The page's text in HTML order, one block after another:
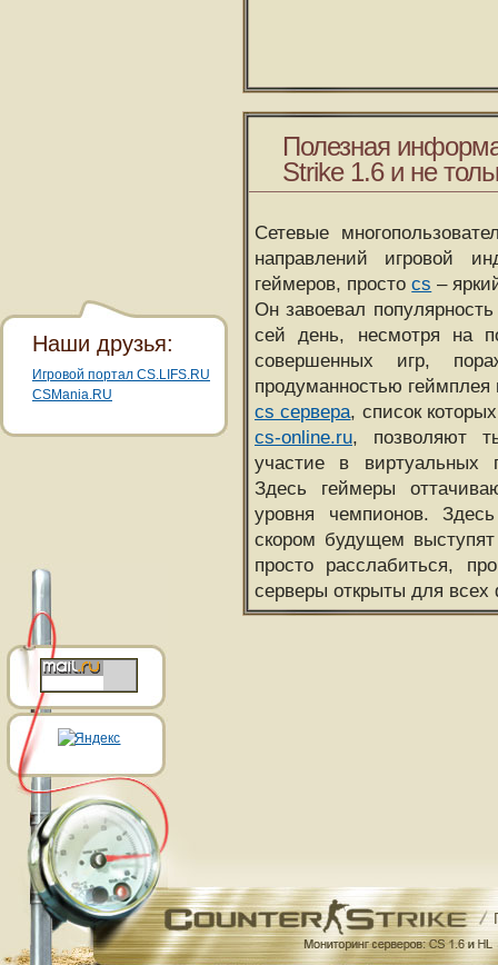
Полезная
Strike 1.6 и не
Сетевые
направлений игровой
геймеров, простоcs –
Он завоевал
сей день, несмотря на
совершенных игр,
продуманностью
cs сервера, список
cs-online.ru, позволяют
участие в виртуальных
Здесь геймеры
уровня чемпионов.
скором будущем
просто расслабиться,
серверы открыты для всех
Наши друзья:
Игровой портал CS.LIFS.RU
CSMania.RU